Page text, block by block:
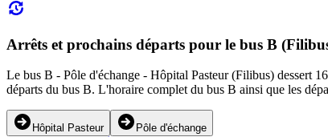
Arrêts et prochains départs pour le bus B
Le bus B - Pôle d'échange - Hôpital Pasteur (Filibus) dessert
départs du bus B. L'horaire complet du bus B ainsi que les
Hôpital Pasteur Pôle d'échange